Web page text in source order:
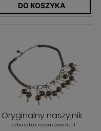
DO KOSZYKA
Oryginalny naszyjnik
Liczba sztuk w opakowaniu: 1